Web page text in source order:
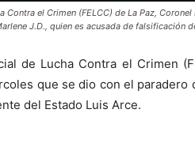
Contra el Crimen (FELCC) de La Paz,
J.D., quien es acusada de falsificación
de Lucha Contra el Crimen
que se dio con el paradero
del Estado Luis Arce.